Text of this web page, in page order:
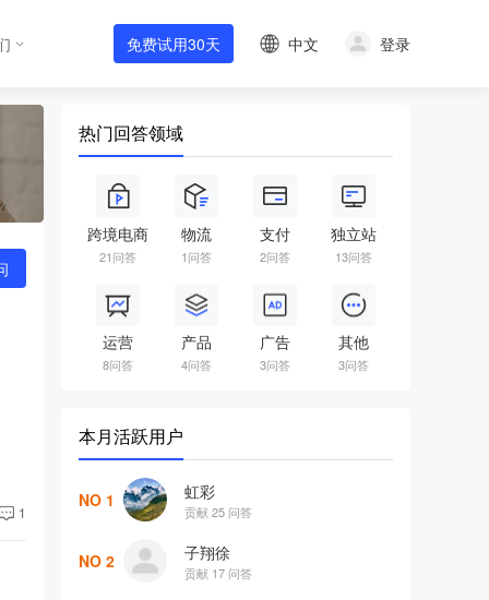
免费试用30天 中文 登录
1
热门回答领域
跨境电商
21问答
物流
1问答
支付
2问答
独立站
13问答
运营
8问答
产品
4问答
广告
3问答
其他
3问答
本月活跃用户
NO 1 虹彩
贡献 25 问答
NO 2 子翔徐
贡献 17 问答